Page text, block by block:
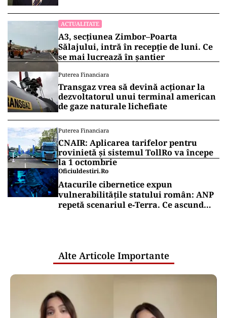
ACTUALITATE
A3, secțiunea Zimbor–Poarta
Sălajului, intră în recepție de luni. Ce
se mai lucrează în șantier
Puterea Financiara
Transgaz vrea să devină acționar la
dezvoltatorul unui terminal american
de gaze naturale lichefiate
Puterea Financiara
CNAIR: Aplicarea tarifelor pentru
rovinietă și sistemul TollRo va începe
la 1 octombrie
Oficiuldestiri.ro
Atacurile cibernetice expun
vulnerabilitățile statului român: ANP
repetă scenariul e‑Terra. Ce ascund
Alte Articole Importante